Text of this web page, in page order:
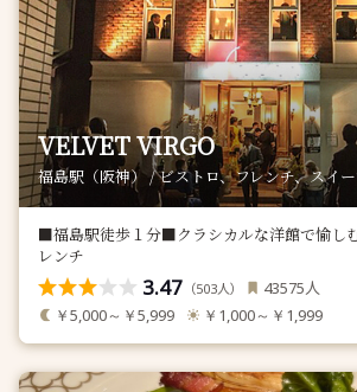
VELVET VIRGO
福島駅（阪神） / ビストロ、フレンチ、スイ
■福島駅徒歩１分■クラシカルな洋館で愉し
レンチ
3.47 （503人） 43575人
￥5,000～￥5,999 ￥1,000～￥1,999